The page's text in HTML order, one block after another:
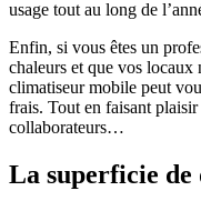
usage tout au long de
Enfin, si vous êtes un
chaleurs et que vos locaux
climatiseur mobile peut
frais. Tout en faisant
collaborateurs…
La superficie de